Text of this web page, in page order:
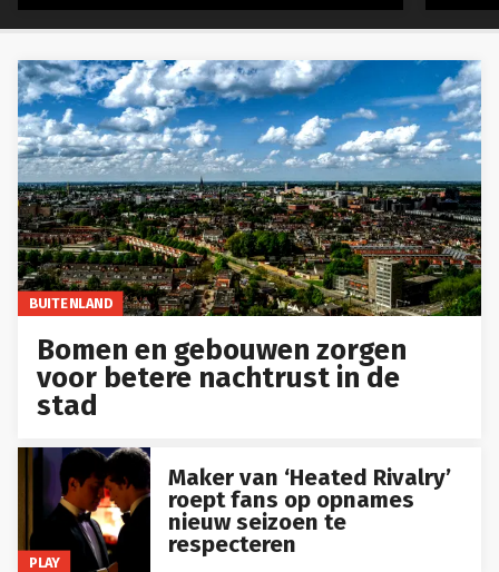
BUITENLAND
Bomen en gebouwen zorgen
voor betere nachtrust in de
stad
PLAY
Maker van ‘Heated Rivalry’
roept fans op opnames
nieuw seizoen te
respecteren